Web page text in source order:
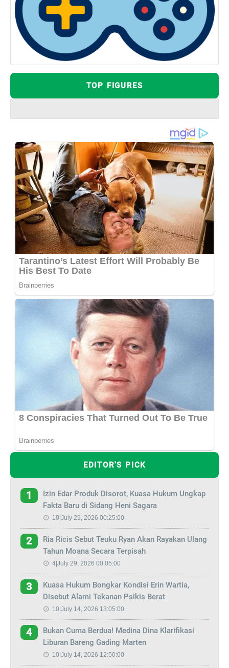
TOP FIGURES
EDITOR'S PICK
1
Izin Edar Produk Disorot, Kuasa Hukum Ungkap
Fakta Baru di Sidang Heni Sagara
10|July 29, 2026 00:25:00
2
Ria Ricis Sebut Teuku Ryan Akan Rayakan Ulang
Tahun Moana Secara Terpisah
4|July 29, 2026 00:05:00
3
Kuasa Hukum Bongkar Kondisi Erin Wartia,
Disebut Alami Tekanan Psikis Berat
10|July 14, 2026 13:05:00
4
Bukan Cuma Berdua! Medina Dina Klarifikasi
Liburan Bareng Gading Marten
10|July 14, 2026 12:50:00